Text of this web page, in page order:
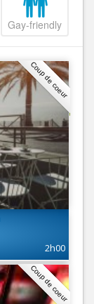
Gay-friendly
Coup de coeur
2h00
Coup de coeur